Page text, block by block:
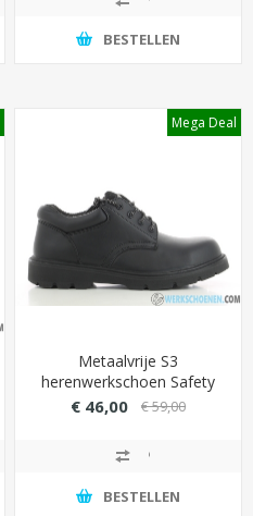
BESTELLEN
Mega Deal
Metaalvrije S3
herenwerkschoen Safety
Jogger X1110 laag SRC
€ 46,00 € 59,00
BESTELLEN